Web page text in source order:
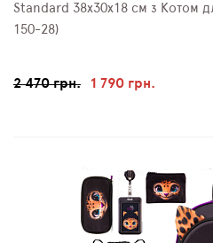
Standard 38х30х18 см з Котом
150-28)
2 470 грн. 1 790 грн.